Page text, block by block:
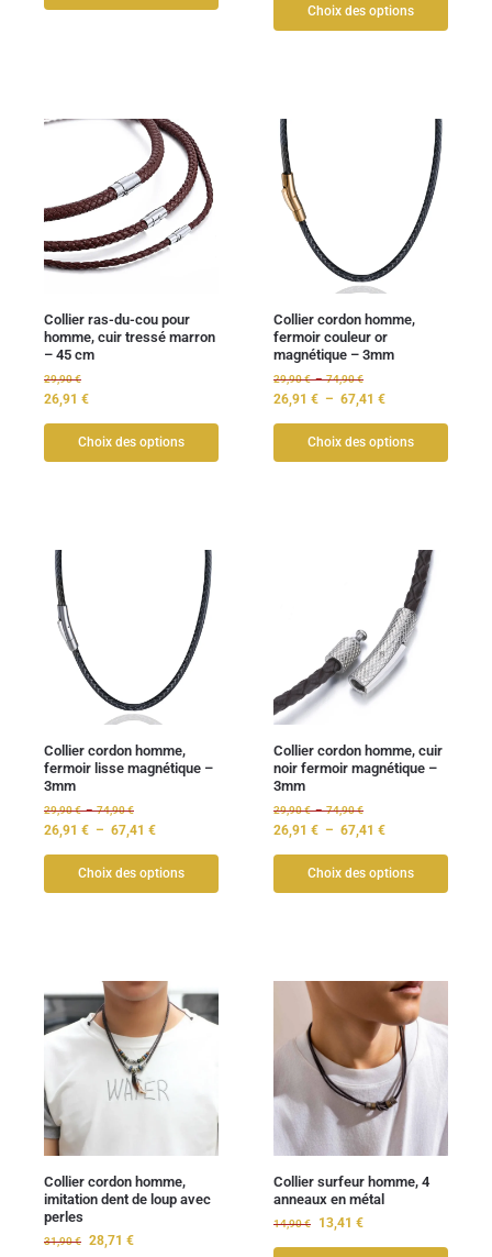
Choix des options
Collier ras-du-cou pour
homme, cuir tressé marron
– 45 cm
29,90€
26,91 €
Choix des options
Collier cordon homme,
fermoir couleur or
magnétique – 3mm
29,90€–74,90€
26,91 € – 67,41 €
Choix des options
Collier cordon homme,
fermoir lisse magnétique –
3mm
29,90€–74,90€
26,91 € – 67,41 €
Choix des options
Collier cordon homme, cuir
noir fermoir magnétique –
3mm
29,90€–74,90€
26,91 € – 67,41 €
Choix des options
Collier cordon homme,
imitation dent de loup avec
perles
31,90€ 28,71 €
Collier surfeur homme, 4
anneaux en métal
14,90€ 13,41 €